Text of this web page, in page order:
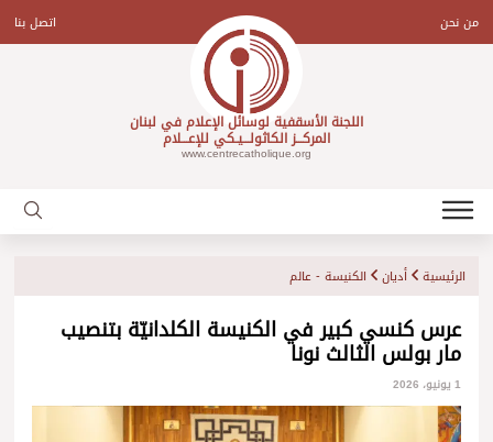
contentمن نحن اتصل بنا
اللجنة الأسقفية لوسائل الإعلام في لبنان
المركـــز الكاثولـــيـكي للإعـــلام
www.centrecatholique.org
الرئيسية أديان الكنيسة - عالم
عرس كنسي كبير في الكنيسة الكلدانيّة بتنصيب
مار بولس الثالث نونا
1 يونيو، 2026